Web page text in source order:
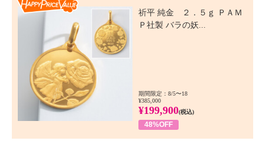
祈平 純金 ２．５ｇ ＰＡＭ
Ｐ社製 バラの妖...
期間限定：8/5〜18
¥385,000
¥199,900(税込)
48%OFF